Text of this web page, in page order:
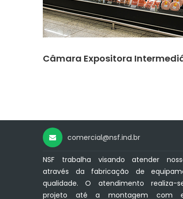
Câmara Expositora
comercial@nsf.ind.br
NSF trabalha visando atender
através da fabricação de
qualidade. O atendimento realiza-
projeto até a montagem com